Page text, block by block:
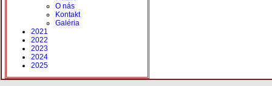
O nás
Kontakt
Galéria
2021
2022
2023
2024
2025